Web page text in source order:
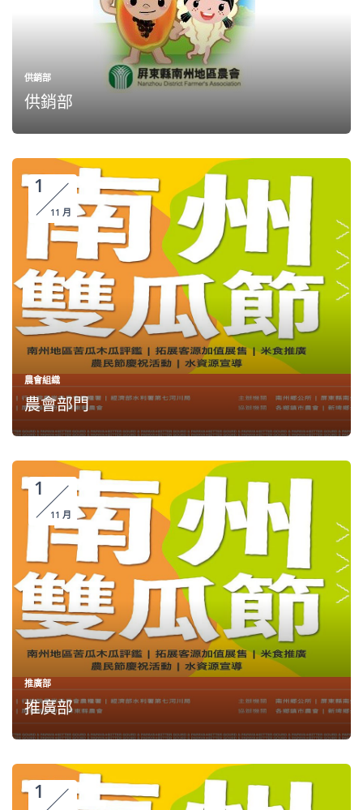
供銷部
供銷部
1
11 月
農會組織
農會部門
1
11 月
推廣部
推廣部
1